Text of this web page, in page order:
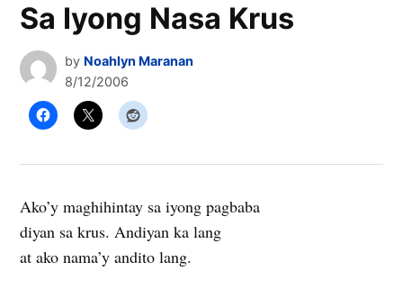
Sa Iyong Nasa Krus
by Noahlyn Maranan
8/12/2006
Ako’y maghihintay sa iyong pagbaba
diyan sa krus. Andiyan ka lang
at ako nama’y andito lang.